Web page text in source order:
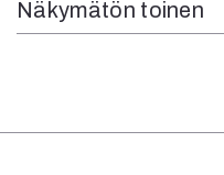
Näkymätön toinen